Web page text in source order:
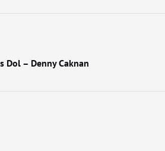
Dol – Denny Caknan